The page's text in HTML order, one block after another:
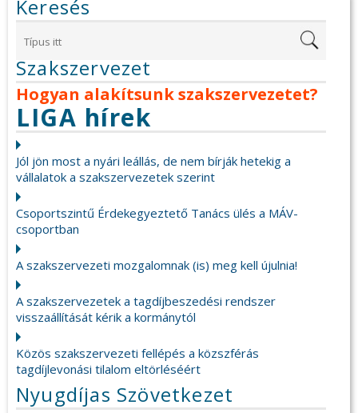
Keresés
Szakszervezet
Hogyan alakítsunk szakszervezetet?
LIGA hírek
Jól jön most a nyári leállás, de nem bírják hetekig a
vállalatok a szakszervezetek szerint
Csoportszintű Érdekegyeztető Tanács ülés a MÁV-
csoportban
A szakszervezeti mozgalomnak (is) meg kell újulnia!
A szakszervezetek a tagdíjbeszedési rendszer
visszaállítását kérik a kormánytól
Közös szakszervezeti fellépés a közszférás
tagdíjlevonási tilalom eltörléséért
Nyugdíjas Szövetkezet